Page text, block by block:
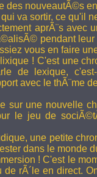
des nouveautÃ©s
va sortir, ce qu'il
aprÃ¨s avec
pendant leur
vous en faire
! C'est une
de lexique,
avec le thÃ¨me
sur une nouvelle
le jeu de
une petite
dans le monde
! C'est le
rÃ´le en direct.